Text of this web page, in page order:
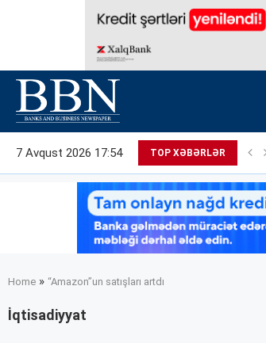
7 Avqust 2026 17:54 TOP XƏBƏRLƏR
Home » “Amazon”un satışları artdı
İqtisadiyyat